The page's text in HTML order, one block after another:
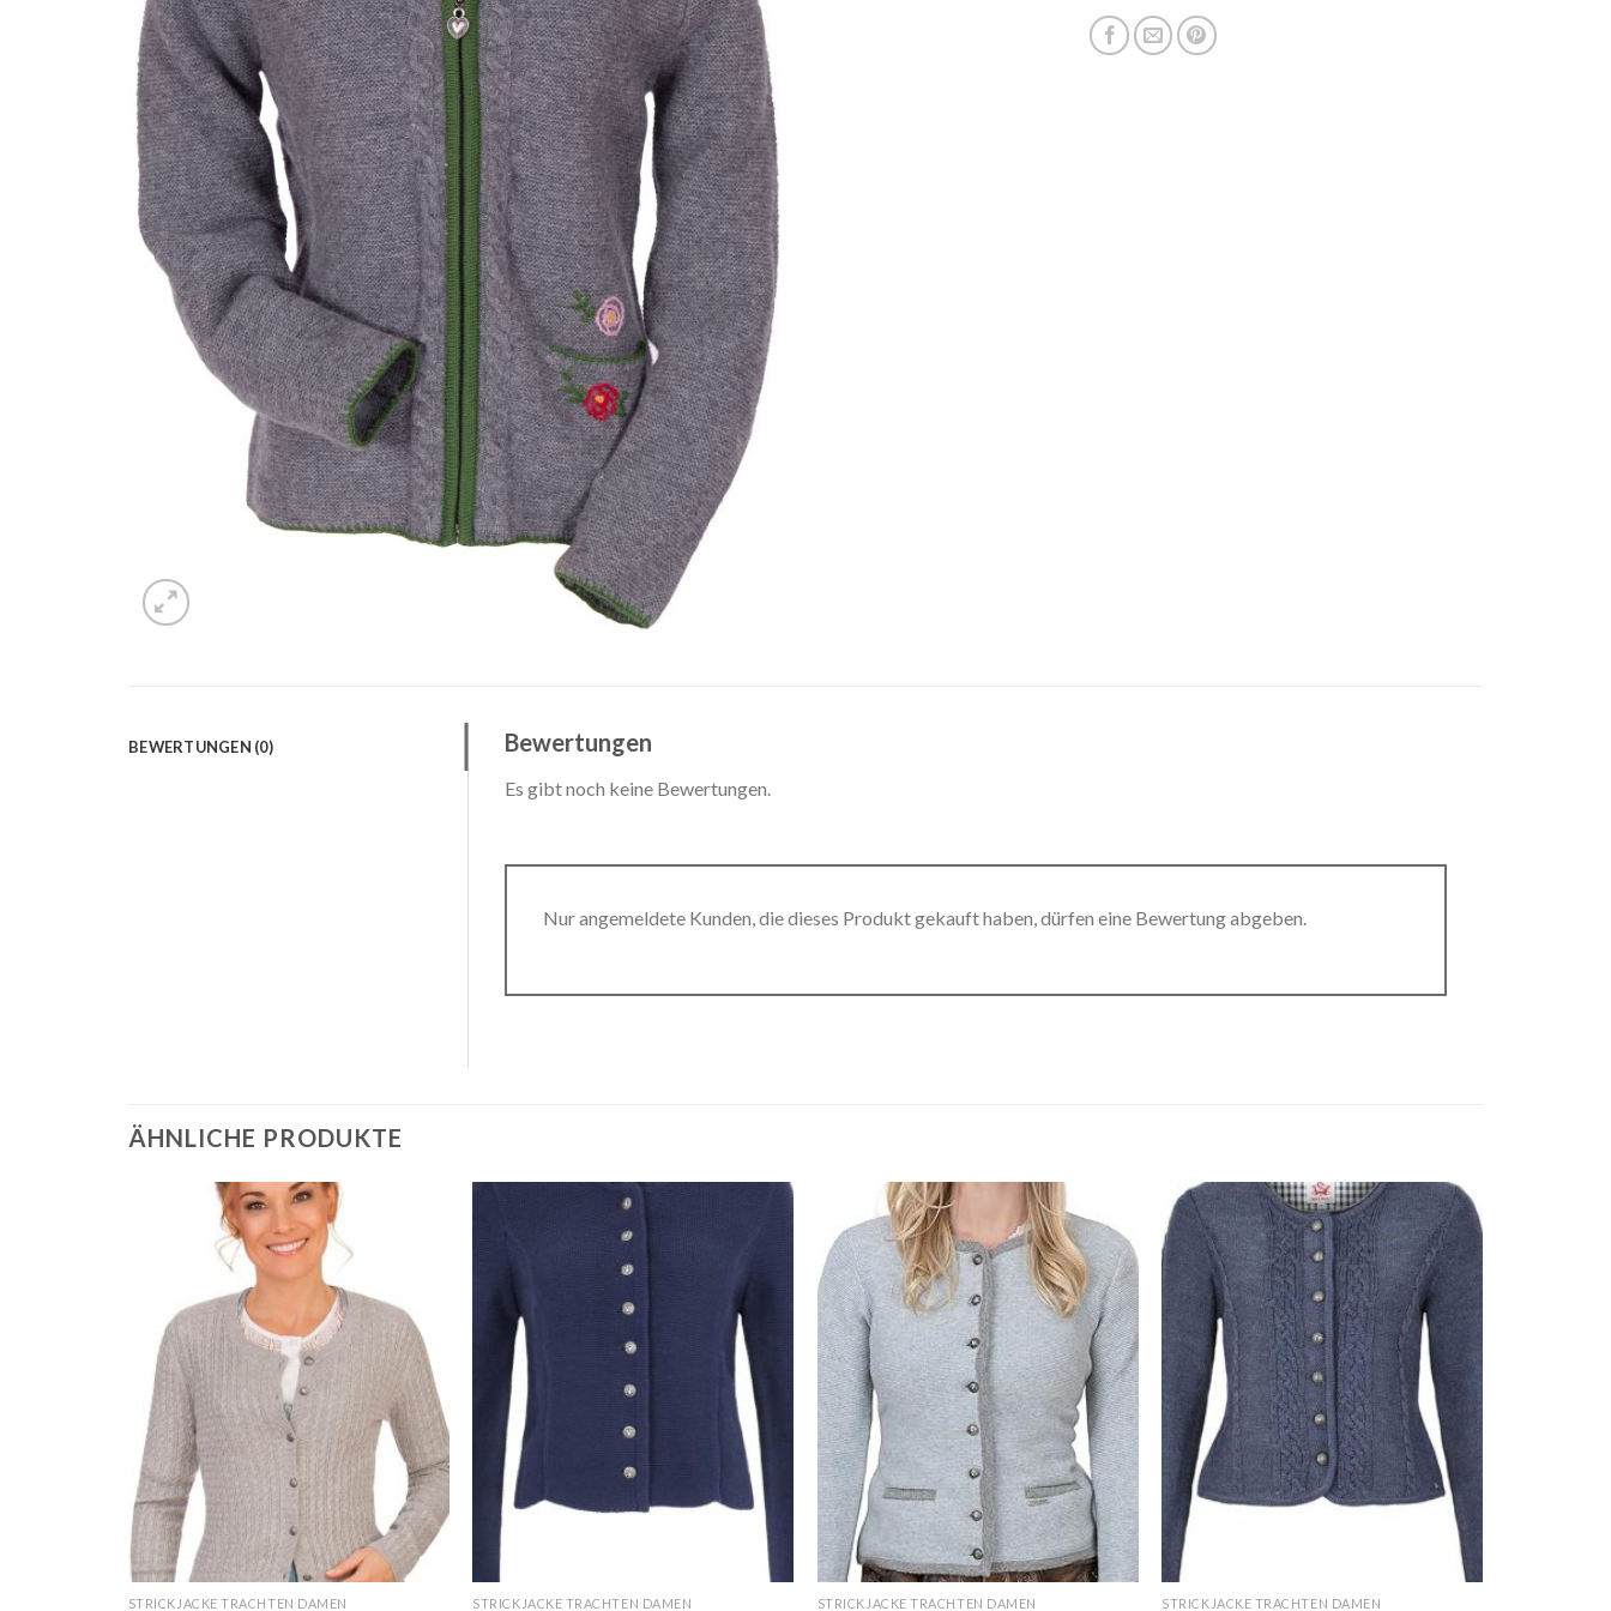
BEWERTUNGEN (0) Bewertungen
Es gibt noch keine Bewertungen.
Nur angemeldete Kunden, die dieses Produkt gekauft haben, dürfen eine Bewertung abgeben.
ÄHNLICHE PRODUKTE
STRICKJACKE TRACHTEN DAMEN STRICKJACKE TRACHTEN DAMEN STRICKJACKE TRACHTEN DAMEN STRICKJACKE TRACHTEN DAMEN